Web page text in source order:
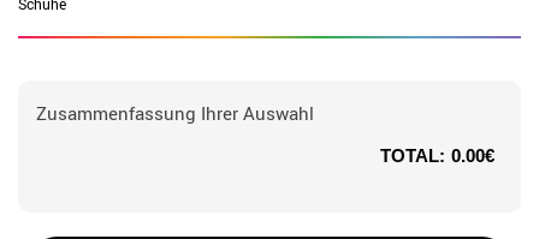
Zusammenfassung Ihrer Auswahl
TOTAL: 0.00€